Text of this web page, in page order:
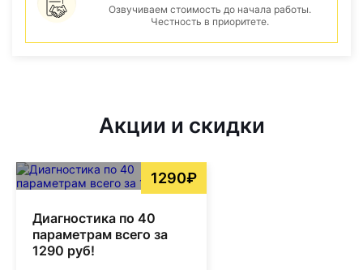
Озвучиваем стоимость до начала работы.
Честность в приоритете.
Акции и скидки
1290₽
Диагностика по 40
параметрам всего за
1290 руб!